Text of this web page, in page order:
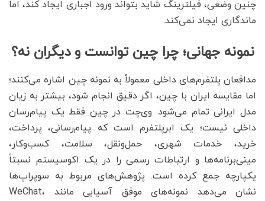
چنین وضعی، فیلترینگ شاید بتواند ورود اجباری ایجاد کند، اما
ماندگاری ایجاد نمی‌کند.
نمونه جهانی؛ چرا چین توانست و دیگران نه؟
مدافعان پلتفرم‌های داخلی معمولاً به نمونه چین اشاره می‌کنند؛
اما مقایسه ایران با چین، اگر دقیق انجام شود، بیشتر به زیان
مدل ایرانی تمام می‌شود. وی‌چت در چین فقط یک پیام‌رسان
داخلی نیست؛ یک ابرپلتفرم است که پیام‌رسانی، پرداخت،
خرید، خدمات شهری، حمل‌ونقل، سلامت، کسب‌وکار،
مینی‌برنامه‌ها و ارتباطات رسمی را در یک اکوسیستم نسبتاً
یکپارچه جمع کرده است. پژوهش‌های مربوط به سوپراپ‌ها
نشان می‌دهد نمونه‌های موفق آسیایی مانند WeChat،